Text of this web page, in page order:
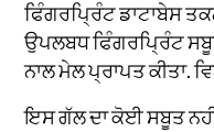
ਫਿੰਗਰਪ੍ਰਿੰਟ ਡਾਟਾਬੇਸ
ਉਪਲਬਧ ਫਿੰਗਰਪ੍ਰਿੰਟ
ਨਾਲ ਮੇਲ ਪ੍ਰਾਪਤ ਕੀਤਾ.
ਇਸ ਗੱਲ ਦਾ ਕੋਈ ਸਬੂਤ